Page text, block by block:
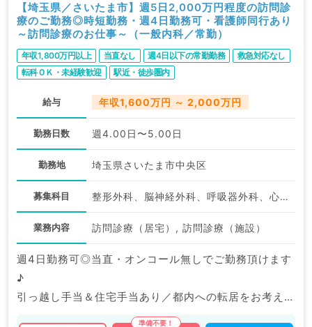
【埼玉県／さいたま市】週5日2,000万円程度の訪問診
療のご勤務◎時短勤務・週4日勤務可・看護師同行あり
～訪問診療のお仕事～（一般内科／常勤）
年収1,800万円以上 当直なし 週4日以下の常勤勤務
救急対応なし
転科ＯＫ・未経験歓迎
駅近・徒歩圏内
給与 年収1,600万円 ～ 2,000万円
勤務日数 週4.00日〜5.00日
勤務地 埼玉県さいたま市中央区
募集科目 整形外科、脳神経外科、呼吸器外科、心臓血管外科、一般内科、循環器内科、呼吸器内科、消化器内科、内分泌・代謝内科、腎臓内科、老年内科、外科系全般、一般外科、消化器外科
業務内容 訪問診療（居宅）, 訪問診療（施設）
週4日勤務可◎当直・オンコール無しでご勤務頂けます
♪
引っ越し手当＆住宅手当あり／都内への転居をお考えの